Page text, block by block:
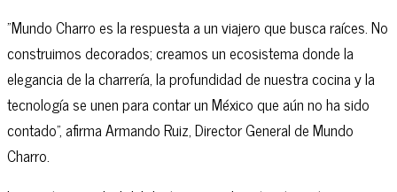
"Mundo Charro es la respuesta a un viajero que busca raíces. No
construimos decorados; creamos un ecosistema donde la
elegancia de la charrería, la profundidad de nuestra cocina y la
tecnología se unen para contar un México que aún no ha sido
contado", afirma Armando Ruiz, Director General de Mundo
Charro.